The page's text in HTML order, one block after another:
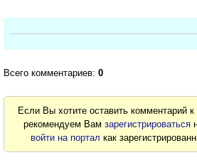
Всего комментариев: 0
Если Вы хотите оставить комментарий
рекомендуем Вамзарегистрироваться
войти на портал как